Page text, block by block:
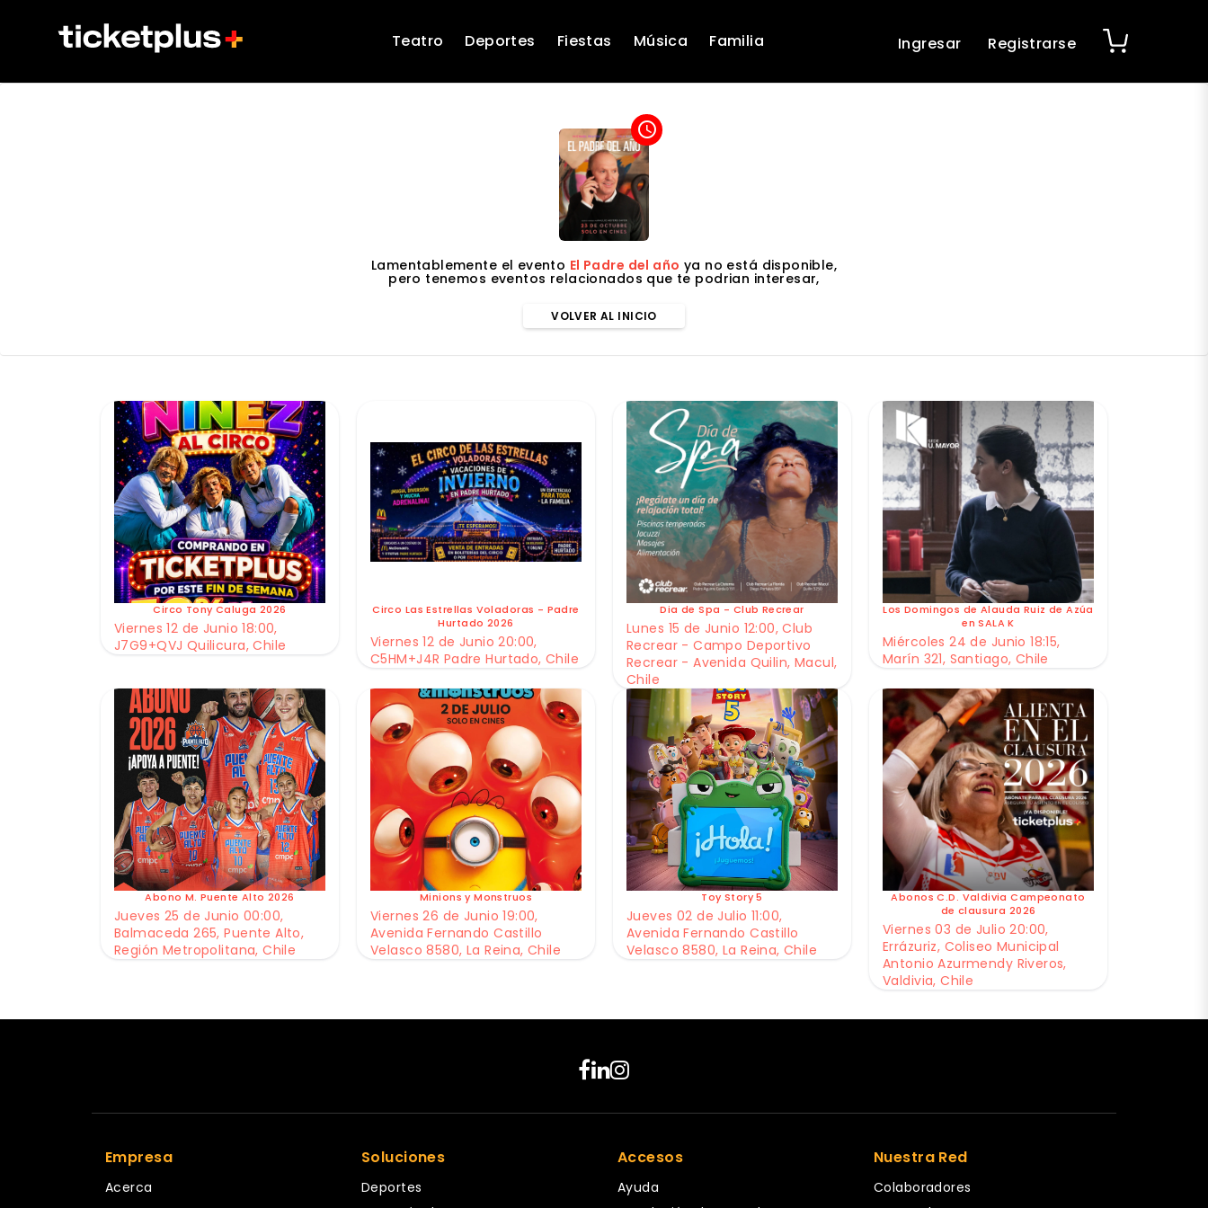
Teatro Deportes Fiestas Música Familia Ingresar Registrarse
access_time
Lamentablemente el evento El Padre del año ya no está disponible,
pero tenemos eventos relacionados que te podrian interesar,
VOLVER AL INICIO
Circo Tony Caluga 2026
Viernes 12 de Junio 18:00,
J7G9+QVJ Quilicura, Chile
Circo Las Estrellas Voladoras - Padre
Hurtado 2026
Viernes 12 de Junio 20:00,
C5HM+J4R Padre Hurtado, Chile
Dia de Spa - Club Recrear
Lunes 15 de Junio 12:00, Club
Recrear - Campo Deportivo
Recrear - Avenida Quilin, Macul,
Chile
Los Domingos de Alauda Ruiz de Azúa
en SALA K
Miércoles 24 de Junio 18:15,
Marín 321, Santiago, Chile
Abono M. Puente Alto 2026
Jueves 25 de Junio 00:00,
Balmaceda 265, Puente Alto,
Región Metropolitana, Chile
Minions y Monstruos
Viernes 26 de Junio 19:00,
Avenida Fernando Castillo
Velasco 8580, La Reina, Chile
Toy Story 5
Jueves 02 de Julio 11:00,
Avenida Fernando Castillo
Velasco 8580, La Reina, Chile
Abonos C.D. Valdivia Campeonato
de clausura 2026
Viernes 03 de Julio 20:00,
Errázuriz, Coliseo Municipal
Antonio Azurmendy Riveros,
Valdivia, Chile
Empresa
Acerca
Soluciones
Deportes
Accesos
Ayuda
Nuestra Red
Colaboradores